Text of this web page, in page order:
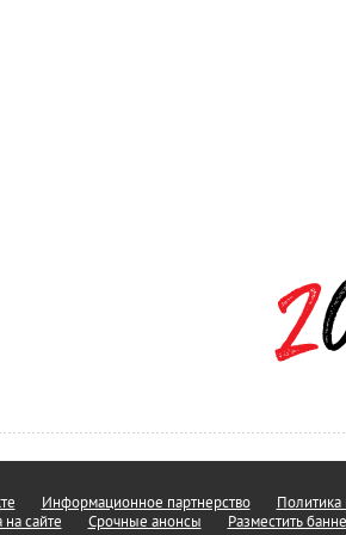
Информационное партнерство Политика
на сайте
Срочные анонсы Разместить